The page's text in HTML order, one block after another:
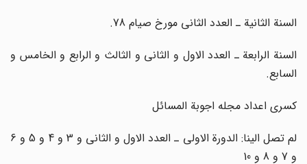
السنة الثانیة ـ العدد الثانی مورخ صیام 78.
السنة الرابعة ـ العدد الاول و الثانی و الثالث و الرابع و الخامس و
السابع.
کسری اعداد مجله اجوبة المسائل
لم تصل الینا: الدورة الاولی ـ العدد الاول و الثانی و 3 و 4 و 5 و 6